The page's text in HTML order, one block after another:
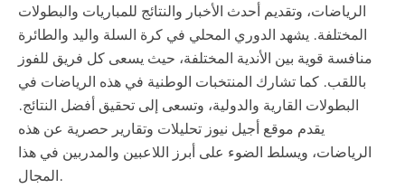
الرياضات، وتقديم أحدث الأخبار والنتائج للمباريات والبطولات
المختلفة. يشهد الدوري المحلي في كرة السلة واليد والطائرة
منافسة قوية بين الأندية المختلفة، حيث يسعى كل فريق للفوز
باللقب. كما تشارك المنتخبات الوطنية في هذه الرياضات في
البطولات القارية والدولية، وتسعى إلى تحقيق أفضل النتائج.
يقدم موقع أجيل نيوز تحليلات وتقارير حصرية عن هذه
الرياضات، ويسلط الضوء على أبرز اللاعبين والمدربين في هذا
المجال.